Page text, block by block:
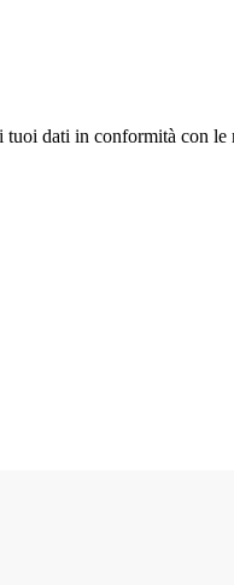
tuoi dati in conformità con